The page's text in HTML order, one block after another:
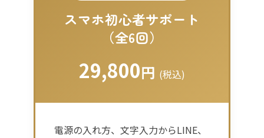
スマホ初心者サポート
（全6回）
29,800円 (税込)
電源の入れ方、文字入力からLINE、